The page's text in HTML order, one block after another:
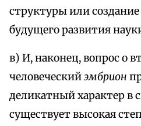
структуры или
будущего развития
в) И, наконец, вопрос о
человеческийэмбрион
деликатный характер в
существует высокая